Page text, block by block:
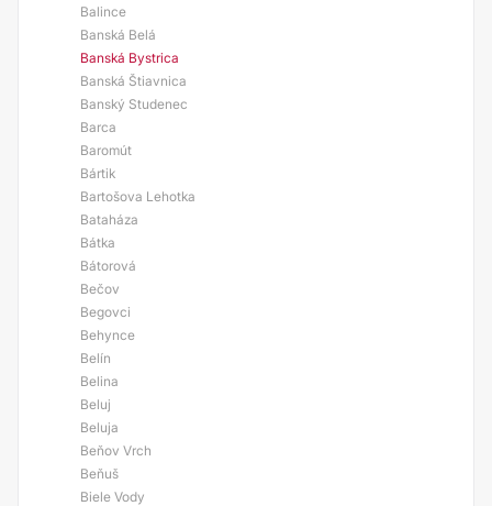
Balince
Banská Belá
Banská Bystrica
Banská Štiavnica
Banský Studenec
Barca
Baromút
Bártik
Bartošova Lehotka
Bataháza
Bátka
Bátorová
Bečov
Begovci
Behynce
Belín
Belina
Beluj
Beluja
Beňov Vrch
Beňuš
Biele Vody